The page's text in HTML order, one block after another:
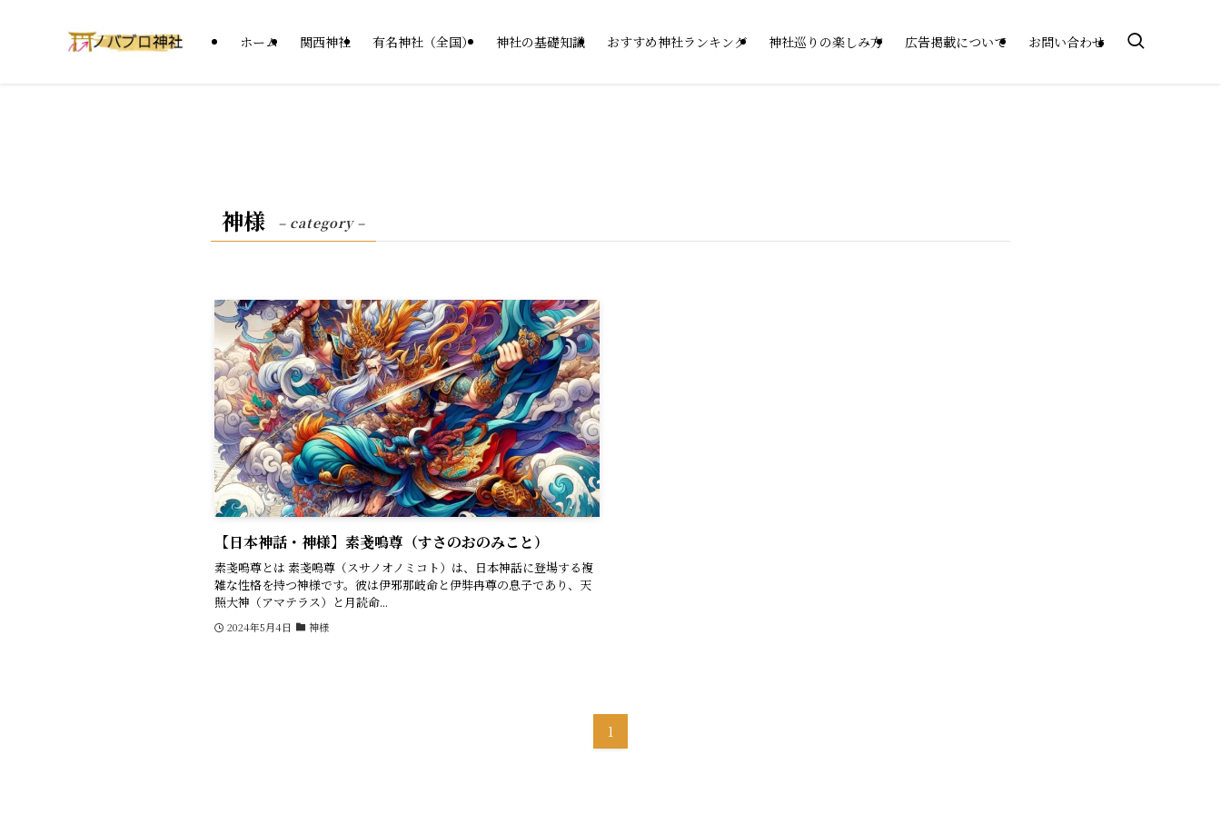
ホーム 関西神社 有名神社（全国） 神社の基礎知識 おすすめ神社ランキング 神社巡りの楽しみ方 広告掲載について お問い合わせ
神様 – category –
【日本神話・神様】素戔嗚尊（すさのおのみこと）
素戔嗚尊とは 素戔嗚尊（スサノオノミコト）は、日本神話に登場する複
雑な性格を持つ神様です。彼は伊邪那岐命と伊弉冉尊の息子であり、天
照大神（アマテラス）と月読命...
2024年5月4日 神様
1